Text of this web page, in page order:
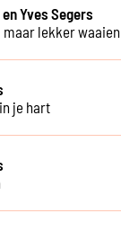
Yves Segers
maar lekker waaien
je hart